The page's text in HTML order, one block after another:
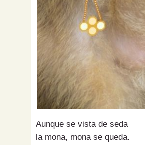
Aunque se vista de seda
la mona, mona se queda.